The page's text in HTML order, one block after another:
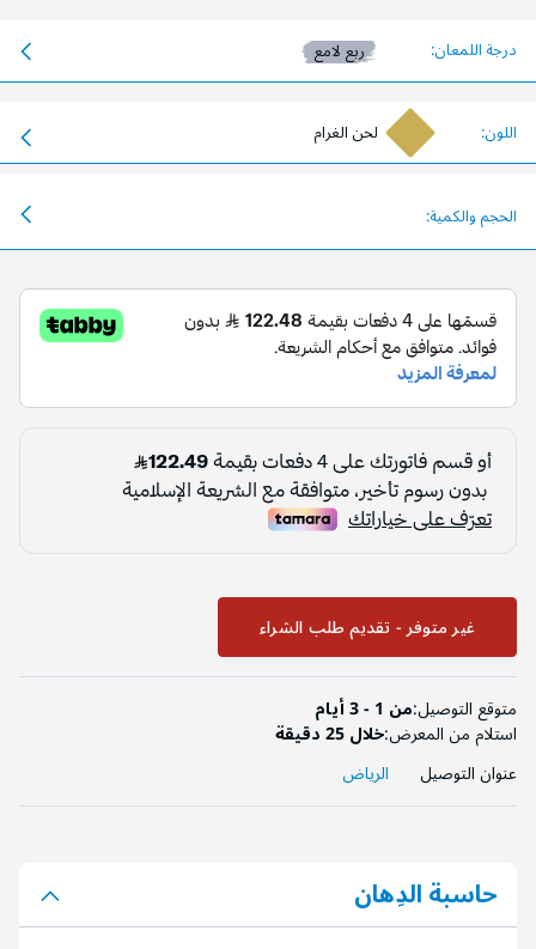
درجة اللمعان: ربع لامع
اللون: لحن الغرام
الحجم والكمية:
غير متوفر - تقديم طلب الشراء
متوقع التوصيل:من 1 - 3 أيام
استلام من المعرض:خلال 25 دقيقة
عنوان التوصيل
الرياض
حاسبة الدِهان